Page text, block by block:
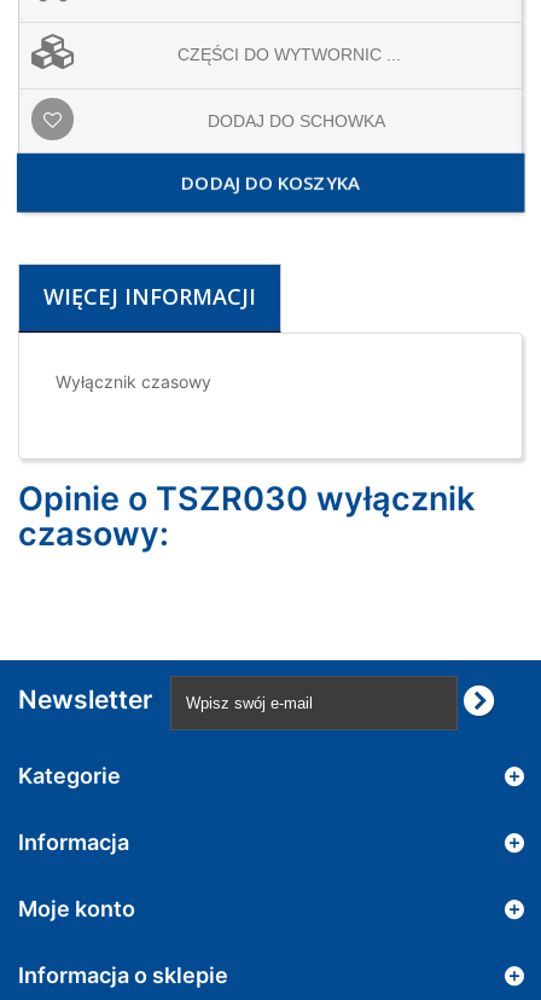
CZĘŚCI DO WYTWORNIC ...
DODAJ DO SCHOWKA
DODAJ DO KOSZYKA
WIĘCEJ INFORMACJI
Wyłącznik czasowy
Opinie o TSZR030 wyłącznik
czasowy:
Newsletter
Kategorie
Informacja
Moje konto
Informacja o sklepie